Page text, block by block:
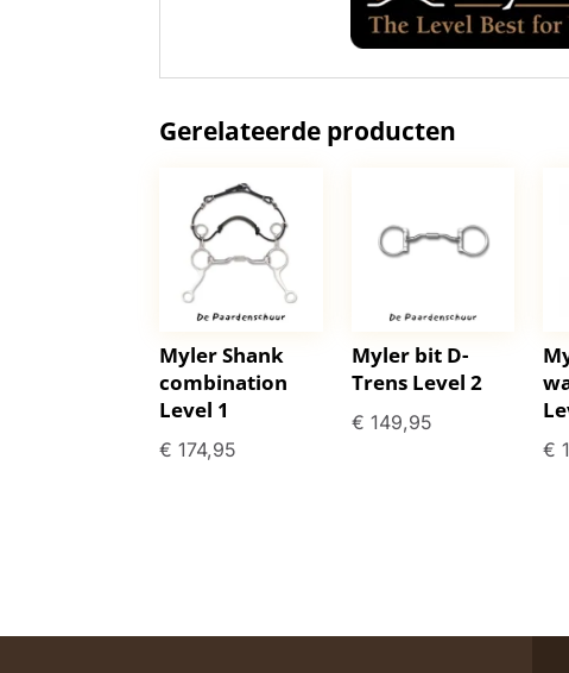
Gerelateerde producten
Myler Shank
combination
Level 1
€ 174,95
Myler bit D-
Trens Level 2
€ 149,95
€